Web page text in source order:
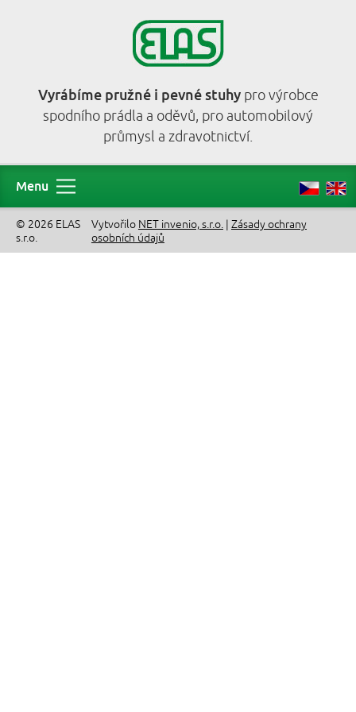
Vyrábíme pružné i pevné stuhypro výrobce
spodního prádla a oděvů, pro automobilový
průmysl a zdravotnictví.
Menu
© 2026 ELAS
s.r.o.
Vytvořilo NET invenio, s.r.o.| Zásady ochrany
osobních údajů